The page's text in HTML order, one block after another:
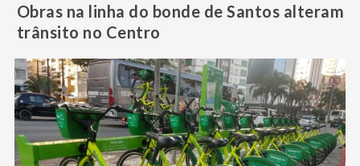
Obras na linha do bonde de Santos alteram
trânsito no Centro